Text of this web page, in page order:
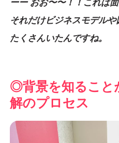
それだけビジネスモデル
たくさんいたんですね。
◎背景を知ること
解のプロセス